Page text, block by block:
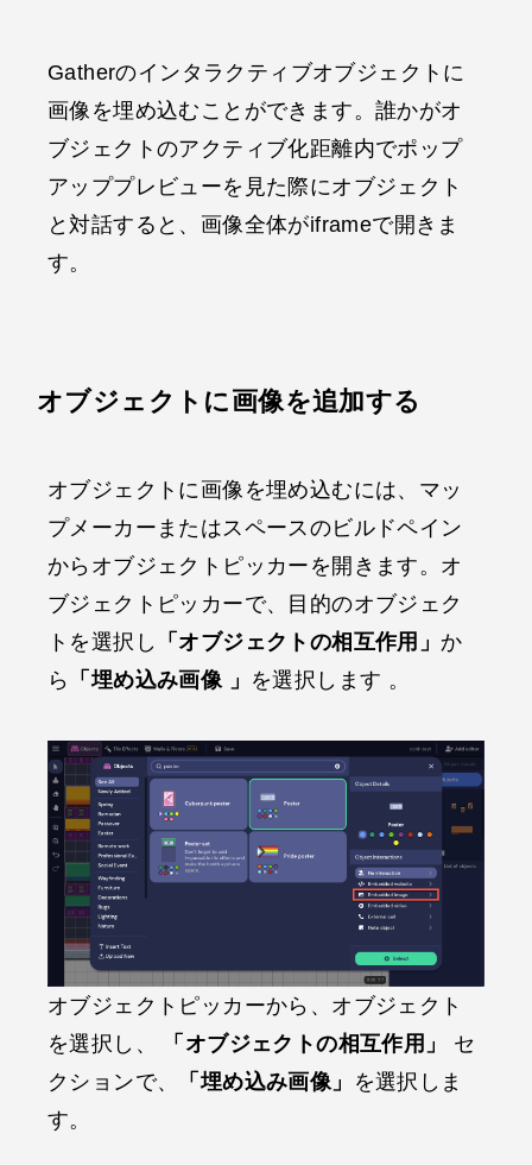
Gatherのインタラクティブオブジェクトに
画像を埋め込むことができます。誰かがオ
ブジェクトのアクティブ化距離内でポップ
アッププレビューを見た際にオブジェクト
と対話すると、画像全体がiframeで開きま
す。
オブジェクトに画像を追加する
オブジェクトに画像を埋め込むには、マッ
プメーカーまたはスペースのビルドペイン
からオブジェクトピッカーを開きます。オ
ブジェクトピッカーで、目的のオブジェク
トを選択し
「オブジェクトの相互作用」か
ら
「埋め込み画像 」 を選択します 。
オブジェクトピッカーから、オブジェクト
を選択し、
「オブジェクトの相互作用」
セ
クションで、
「埋め込み画像」
を選択しま
す。